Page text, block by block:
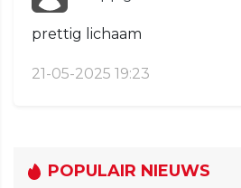
prettig lichaam
21-05-2025 19:23
POPULAIR NIEUWS